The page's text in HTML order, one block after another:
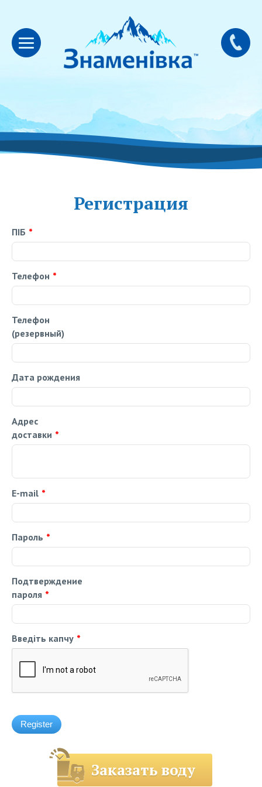
Регистрация
ПІБ *
Телефон *
Телефон
(резервный)
Дата рождения
Адрес
доставки *
E-mail *
Пароль *
Подтверждение
пароля *
Введіть капчу *
Заказать воду